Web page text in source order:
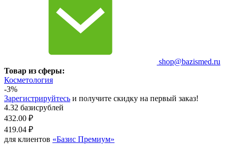
shop@bazismed.ru
Товар из сферы:
Косметология
-3%
Зарегистрируйтесь и получите скидку на первый заказ!
4.32 базисрублей
432.00 ₽
419.04 ₽
для клиентов «Базис Премиум»